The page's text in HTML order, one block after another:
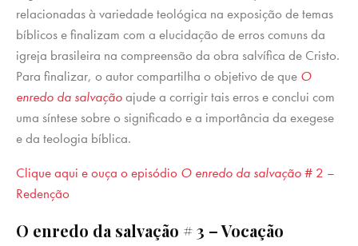
relacionadas à variedade teológica na exposição de temas
bíblicos e finalizam com a elucidação de erros comuns da
igreja brasileira na compreensão da obra salvífica de Cristo.
Para finalizar, o autor compartilha o objetivo de que O
enredo da salvaçãoajude a corrigir tais erros e conclui com
uma síntese sobre o significado e a importância da exegese
e da teologia bíblica.
Clique aqui e ouça o episódio O enredo da salvação# 2 –
Redenção
O enredo da salvação # 3 – Vocação